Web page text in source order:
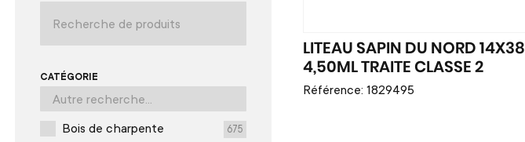
CATÉGORIE
Bois de charpente 675
LITEAU SAPIN DU NORD 14X38
4,50ML TRAITE CLASSE 2
Référence: 1829495